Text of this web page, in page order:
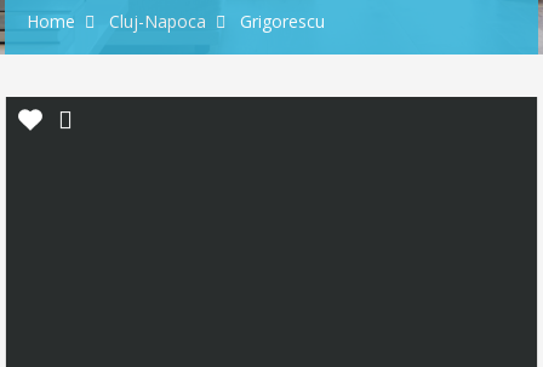
Home Cluj-Napoca Grigorescu